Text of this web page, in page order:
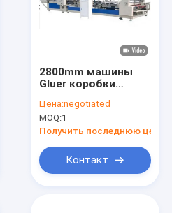
2800mm машины
Gluer коробки
папки
автоматические
или Semi
Цена:negotiated
MOQ:1
Получить последнюю цену
Контакт